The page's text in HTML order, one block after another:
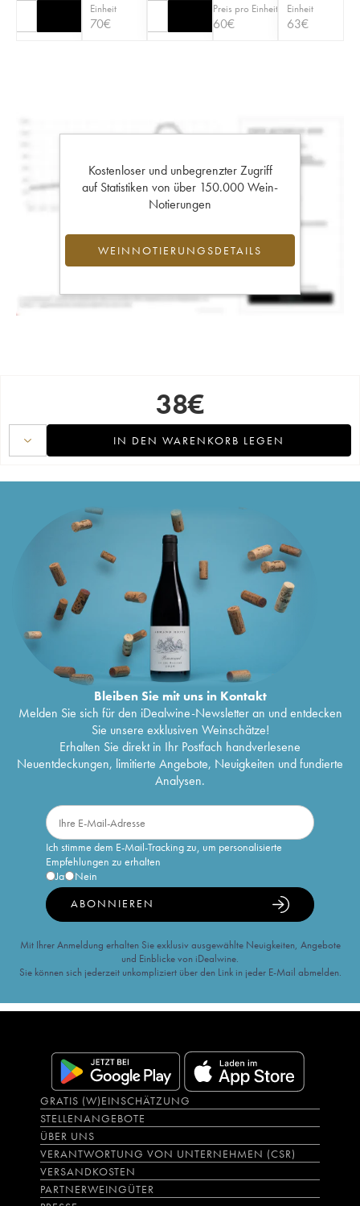
Einheit
70€
Preis pro Einheit
60€
Einheit
63€
Kostenloser und unbegrenzter Zugriff
auf Statistiken von über 150.000 Wein-
Notierungen
WEINNOTIERUNGSDETAILS
38€
IN DEN WARENKORB LEGEN
Bleiben Sie mit uns in Kontakt
Melden Sie sich für den iDealwine-Newsletter an und entdecken
Sie unsere exklusiven Weinschätze!
Erhalten Sie direkt in Ihr Postfach handverlesene
Neuentdeckungen, limitierte Angebote, Neuigkeiten und fundierte
Analysen.
Ich stimme dem E-Mail-Tracking zu, um personalisierte
Empfehlungen zu erhalten
Ja
Nein
ABONNIEREN
Mit Ihrer Anmeldung erhalten Sie exklusiv ausgewählte Neuigkeiten, Angebote
und Einblicke von iDealwine.
Sie können sich jederzeit unkompliziert über den Link in jeder E-Mail abmelden.
GRATIS (W)EINSCHÄTZUNG
STELLENANGEBOTE
ÜBER UNS
VERANTWORTUNG VON UNTERNEHMEN (CSR)
VERSANDKOSTEN
PARTNERWEINGÜTER